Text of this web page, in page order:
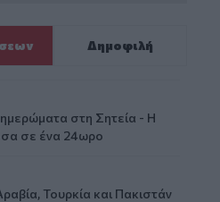
Δημοφιλή
στη Σητεία - Η
σε ένα 24ωρο
Τουρκία και Πακιστάν